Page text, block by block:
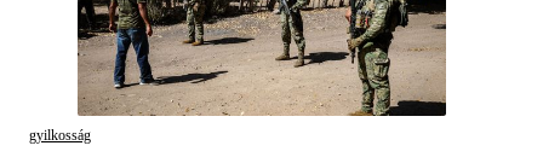
gyilkosság